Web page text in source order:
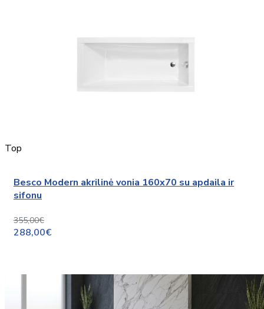
Top
Besco Modern akrilinė vonia 160x70 su apdaila ir
sifonu
355,00€
288,00€